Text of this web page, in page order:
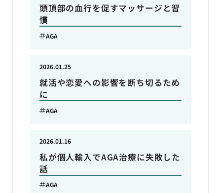
頭頂部の血行を促すマッサージと習
慣
AGA
就活や恋愛への影響を断ち切るため
に
2026.01.25
AGA
私が個人輸入でAGA治療に失敗した
話
2026.01.16
AGA